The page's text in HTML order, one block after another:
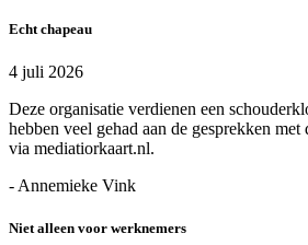
Echt chapeau
4 juli 2026
Deze organisatie verdienen een
hebben veel gehad aan de gesprekken
via mediatiorkaart.nl.
- Annemieke Vink
Niet alleen voor werknemers